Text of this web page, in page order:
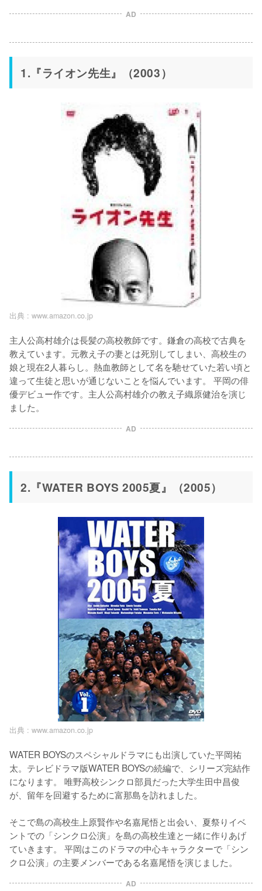
AD
1.『ライオン先生』（2003）
出典 : www.amazon.co.jp
主人公高村雄介は長髪の高校教師です。鎌倉の高校で古典を
教えています。元教え子の妻とは死別してしまい、高校生の
娘と現在2人暮らし。熱血教師として名を馳せていた若い頃と
違って生徒と思いが通じないことを悩んでいます。 平岡の俳
優デビュー作です。主人公高村雄介の教え子織原健治を演じ
ました。
AD
2.『WATER BOYS 2005夏』（2005）
出典 : www.amazon.co.jp
WATER BOYSのスペシャルドラマにも出演していた平岡祐
太。テレビドラマ版WATER BOYSの続編で、シリーズ完結作
になります。 唯野高校シンクロ部員だった大学生田中昌俊
が、留年を回避するために富那島を訪れました。
そこで島の高校生上原賢作や名嘉尾悟と出会い、夏祭りイベ
ントでの「シンクロ公演」を島の高校生達と一緒に作りあげ
ていきます。 平岡はこのドラマの中心キャラクターで「シン
クロ公演」の主要メンバーである名嘉尾悟を演じました。
AD